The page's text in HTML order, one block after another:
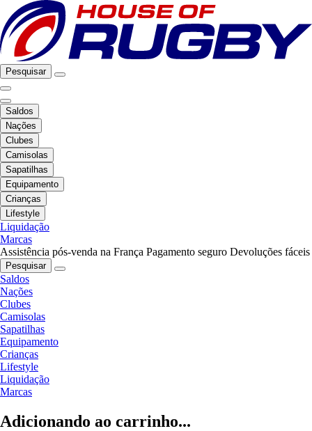
Pesquisar
Saldos
Nações
Clubes
Camisolas
Sapatilhas
Equipamento
Crianças
Lifestyle
Liquidação
Marcas
Assistência pós-venda na França Pagamento seguro Devoluções fáceis
Pesquisar
Saldos
Nações
Clubes
Camisolas
Sapatilhas
Equipamento
Crianças
Lifestyle
Liquidação
Marcas
Adicionando ao carrinho...